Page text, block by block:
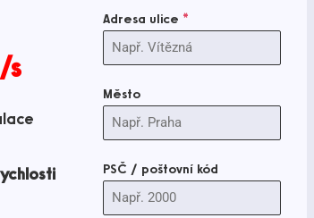
s
Adresa ulice *
Město
PSČ / poštovní kód